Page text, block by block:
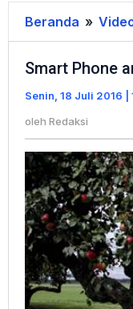
Beranda »
Smart Phone
Senin, 18 Juli 2016 |
oleh Redaksi